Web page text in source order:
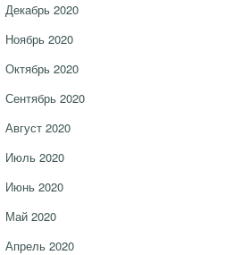
Декабрь 2020
Ноябрь 2020
Октябрь 2020
Сентябрь 2020
Август 2020
Июль 2020
Июнь 2020
Май 2020
Апрель 2020